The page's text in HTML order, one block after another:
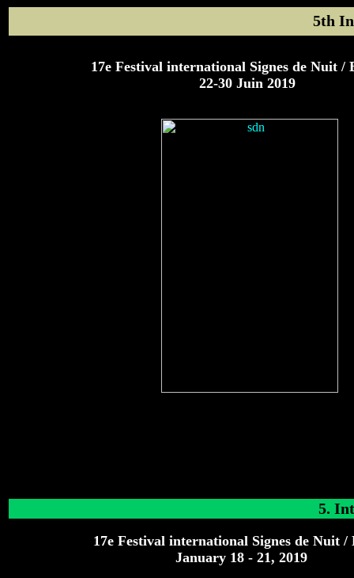
5th
17e Festival international Signes de Nuit /
22-30 Juin 2019
5.
17e Festival international Signes de Nuit /
January 18 - 21, 2019